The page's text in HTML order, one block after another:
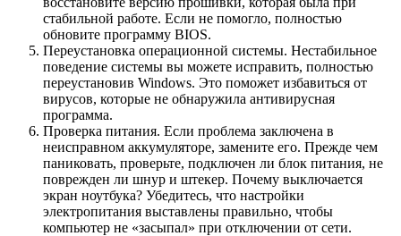
стабильной работе. Если не помогло, полностью
обновите программу BIOS.
Переустановка операционной системы. Нестабильное
поведение системы вы можете исправить, полностью
переустановив Windows. Это поможет избавиться от
вирусов, которые не обнаружила антивирусная
программа.
Проверка питания. Если проблема заключена в
неисправном аккумуляторе, замените его. Прежде чем
паниковать, проверьте, подключен ли блок питания, не
поврежден ли шнур и штекер. Почему выключается
экран ноутбука? Убедитесь, что настройки
электропитания выставлены правильно, чтобы
компьютер не «засыпал» при отключении от сети.